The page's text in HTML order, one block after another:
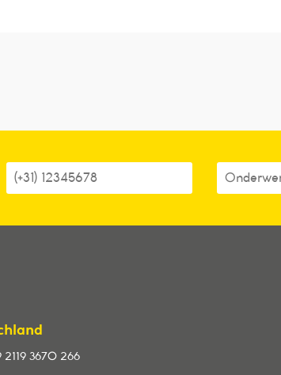
2119 3670 266